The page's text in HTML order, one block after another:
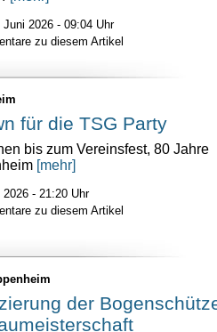
Juni 2026 - 09:04 Uhr
zu diesem Artikel
für die TSG Party
bis zum Vereinsfest, 80 Jahre
[mehr]
- 21:20 Uhr
zu diesem Artikel
der